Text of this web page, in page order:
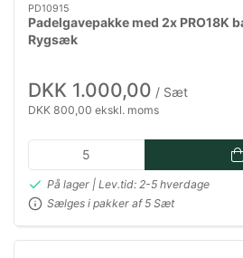
PD10915
Padelgavepakke med 2x PRO18K
Rygsæk
DKK 1.000,00 / Sæt
DKK 800,00 ekskl. moms
På lager | Lev.tid: 2-5 hverdage
Sælges i pakker af 5 Sæt